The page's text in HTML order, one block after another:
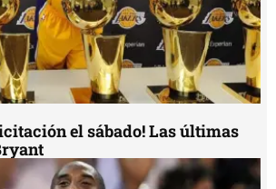
el sábado! Las últimas